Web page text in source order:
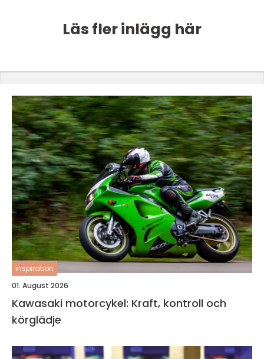
Läs fler inlägg här
inspiration
01. August 2026
Kawasaki motorcykel: Kraft, kontroll och
körglädje